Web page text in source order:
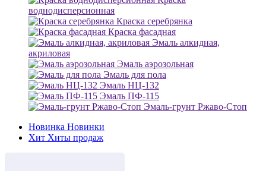
воднодисперсионная
Краска серебрянка
Краска фасадная
Эмаль алкидная,
акриловая
Эмаль аэрозольная
Эмаль для пола
Эмаль НЦ-132
Эмаль ПФ-115
Эмаль-грунт Ржаво-Стоп
Новинка Новинки
Хит Хиты продаж